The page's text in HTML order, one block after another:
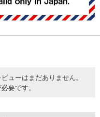
ューはまだありません。
要です。